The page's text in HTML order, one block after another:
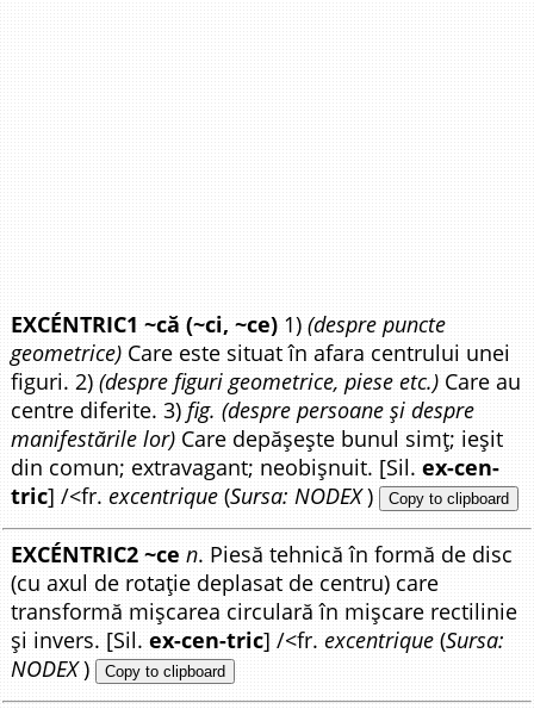
EXCÉNTRIC1 ~că (~ci, ~ce) 1)(despre puncte
geometrice) Care este situat în afara centrului unei
figuri. 2)(despre figuri geometrice, piese etc.) Care au
centre diferite. 3) fig. (despre persoane și despre
manifestările lor) Care depășește bunul simț; ieșit
din comun; extravagant; neobișnuit. [Sil.ex-cen-
tric] /<fr.excentrique (Sursa: NODEX) Copy to clipboard
EXCÉNTRIC2 ~ce n. Piesă tehnică în formă de disc
(cu axul de rotație deplasat de centru) care
transformă mișcarea circulară în mișcare rectilinie
și invers. [Sil.ex-cen-tric] /<fr.excentrique (Sursa:
NODEX) Copy to clipboard